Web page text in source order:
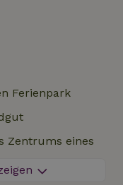
Ferienpark
Zentrums eines